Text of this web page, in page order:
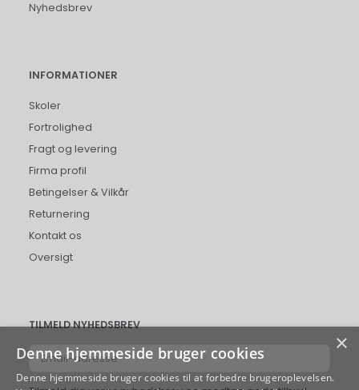
Nyhedsbrev
INFORMATIONER
Skoler
Fortrolighed
Fragt og levering
Firma profil
Betingelser & Vilkår
Returnering
Kontakt os
Oversigt
TILMELD NYHEDSBREV
Email-
adresse
×
Denne hjemmeside bruger cookies
Denne hjemmeside bruger cookies til at forbedre brugeroplevelsen.